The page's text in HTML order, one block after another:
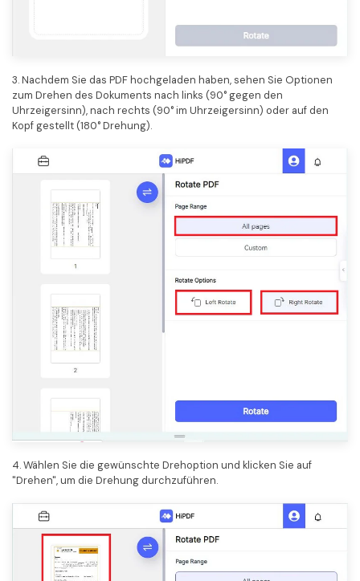
3. Nachdem Sie das PDF hochgeladen haben, sehen Sie Optionen
zum Drehen des Dokuments nach links (90° gegen den
Uhrzeigersinn), nach rechts (90° im Uhrzeigersinn) oder auf den
Kopf gestellt (180° Drehung).
4. Wählen Sie die gewünschte Drehoption und klicken Sie auf
"Drehen", um die Drehung durchzuführen.